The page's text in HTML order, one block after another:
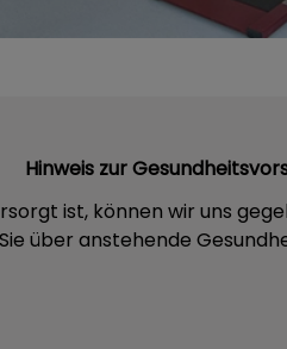
Hinweis zur
ist, können wir uns
über anstehende